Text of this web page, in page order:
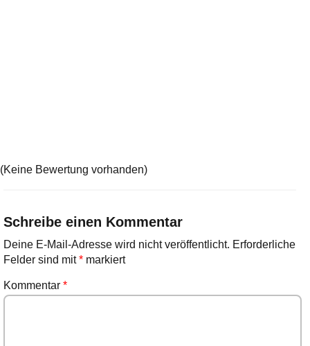
(Keine Bewertung vorhanden)
Schreibe einen Kommentar
Deine E-Mail-Adresse wird nicht veröffentlicht. Erforderliche
Felder sind mit*markiert
Kommentar *